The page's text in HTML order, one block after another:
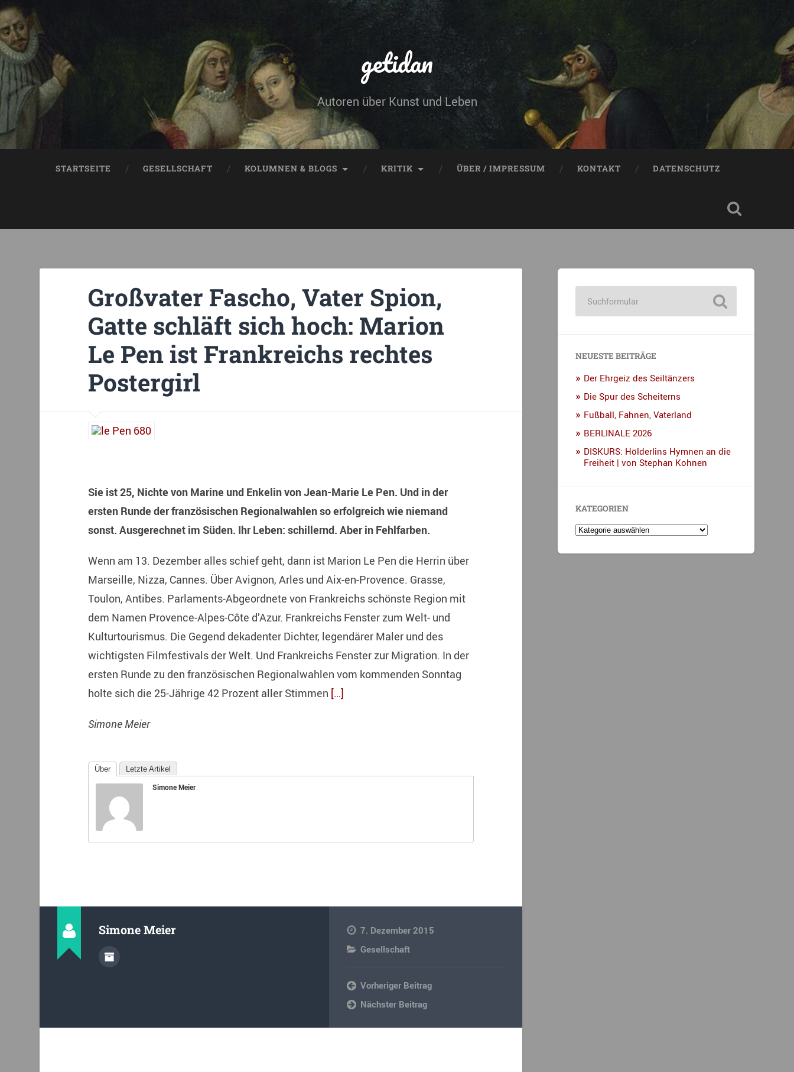
getidan
Autoren über Kunst und Leben
STARTSEITE GESELLSCHAFT KOLUMNEN & BLOGS KRITIK ÜBER / IMPRESSUM KONTAKT DATENSCHUTZ
Großvater Fascho, Vater Spion,
Gatte schläft sich hoch: Marion
Le Pen ist Frankreichs rechtes
Postergirl
Sie ist 25, Nichte von Marine und Enkelin von Jean-Marie Le Pen. Und in der
ersten Runde der französischen Regionalwahlen so erfolgreich wie niemand
sonst. Ausgerechnet im Süden. Ihr Leben: schillernd. Aber in Fehlfarben.
Wenn am 13. Dezember alles schief geht, dann ist Marion Le Pen die Herrin über
Marseille, Nizza, Cannes. Über Avignon, Arles und Aix-en-Provence. Grasse,
Toulon, Antibes. Parlaments-Abgeordnete von Frankreichs schönste Region mit
dem Namen Provence-Alpes-Côte d’Azur. Frankreichs Fenster zum Welt- und
Kulturtourismus. Die Gegend dekadenter Dichter, legendärer Maler und des
wichtigsten Filmfestivals der Welt. Und Frankreichs Fenster zur Migration. In der
ersten Runde zu den französischen Regionalwahlen vom kommenden Sonntag
holte sich die 25-Jährige 42 Prozent aller Stimmen […]
Simone Meier
Über Letzte Artikel
Simone Meier
Simone Meier
7. Dezember 2015
Gesellschaft
Vorheriger Beitrag
Nächster Beitrag
NEUESTE BEITRÄGE
Der Ehrgeiz des Seiltänzers
Die Spur des Scheiterns
Fußball, Fahnen, Vaterland
BERLINALE 2026
DISKURS: Hölderlins Hymnen an die
Freiheit | von Stephan Kohnen
KATEGORIEN